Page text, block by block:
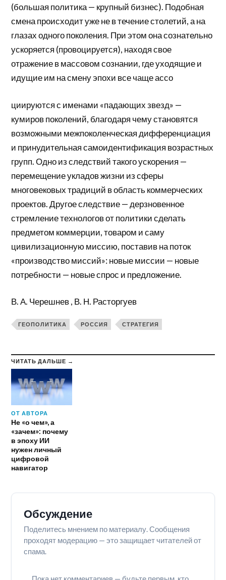
(большая политика — крупный бизнес). Подобная
смена происходит уже не в течение столетий, а на
глазах одного поколения. При этом она сознательно
ускоряется (провоцируется), находя свое
отражение в массовом сознании, где уходящие и
идущие им на смену эпохи все чаще ассо
циируются с именами «падающих звезд» —
кумиров поколений, благодаря чему становятся
возможными межпоколенческая дифференциация
и принудительная самоидентификация возрастных
групп. Одно из следствий такого ускорения —
перемещение укладов жизни из сферы
многовековых традиций в область коммерческих
проектов. Другое следствие — дерзновенное
стремление технологов от политики сделать
предметом коммерции, товаром и саму
цивилизационную миссию, поставив на поток
«производство миссий»: новые миссии — новые
потребности — новые спрос и предложение.
В. А. Черешнев , В. Н. Расторгуев
ГЕОПОЛИТИКА РОССИЯ СТРАТЕГИЯ
ЧИТАТЬ ДАЛЬШЕ →
ОТ АВТОРА
Не «о чем», а
«зачем»: почему
в эпоху ИИ
нужен личный
цифровой
навигатор
Обсуждение
Поделитесь мнением по материалу. Сообщения
проходят модерацию — это защищает читателей от
спама.